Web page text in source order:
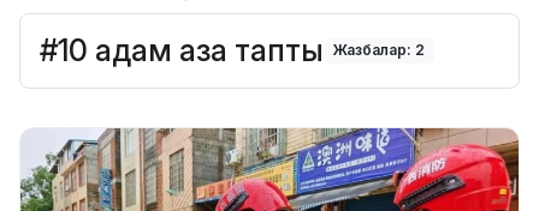
#10 адам қаза тапты Жазбалар: 2